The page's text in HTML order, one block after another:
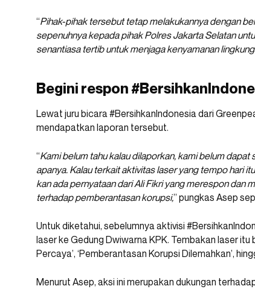
“Pihak-pihak tersebut tetap melakukannya dengan
sepenuhnya kepada pihak Polres Jakarta Selatan
senantiasa tertib untuk menjaga kenyamanan
Begini respon
Lewat juru bicara #BersihkanIndonesia dari
mendapatkan laporan tersebut.
“Kami belum tahu kalau dilaporkan, kami belum
apanya. Kalau terkait aktivitas laser yang tempo hari
kan ada pernyataan dari Ali Fikri yang merespon dan
terhadap pemberantasan korupsi,” pungkas Asep
Untuk diketahui, sebelumnya aktivisi
laser ke Gedung Dwiwarna KPK. Tembakan laser itu
Percaya’, ‘Pemberantasan Korupsi Dilemahkan’,
Menurut Asep, aksi ini merupakan dukungan